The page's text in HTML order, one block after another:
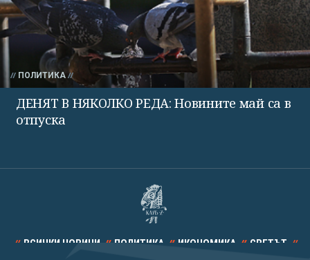
ПОЛИТИКА
ДЕНЯТ В НЯКОЛКО РЕДА: Новините май са в
отпуска
ВСИЧКИ НОВИНИ ПОЛИТИКА ИКОНОМИКА СВЕТЪТ